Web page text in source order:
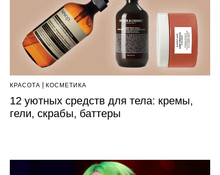
КРАСОТА КОСМЕТИКА
12 уютных средств для тела: кремы,
гели, скрабы, баттеры